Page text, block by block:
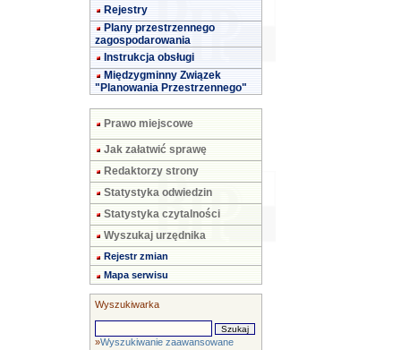
Rejestry
Plany przestrzennego
zagospodarowania
Instrukcja obsługi
Międzygminny Związek
"Planowania Przestrzennego"
Prawo miejscowe
Jak załatwić sprawę
Redaktorzy strony
Statystyka odwiedzin
Statystyka czytalności
Wyszukaj urzędnika
Rejestr zmian
Mapa serwisu
Wyszukiwarka
»Wyszukiwanie zaawansowane